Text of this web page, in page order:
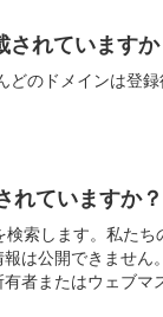
されています
のドメインは登
れていますか？
索します。私た
は公開できませ
者またはウェブ